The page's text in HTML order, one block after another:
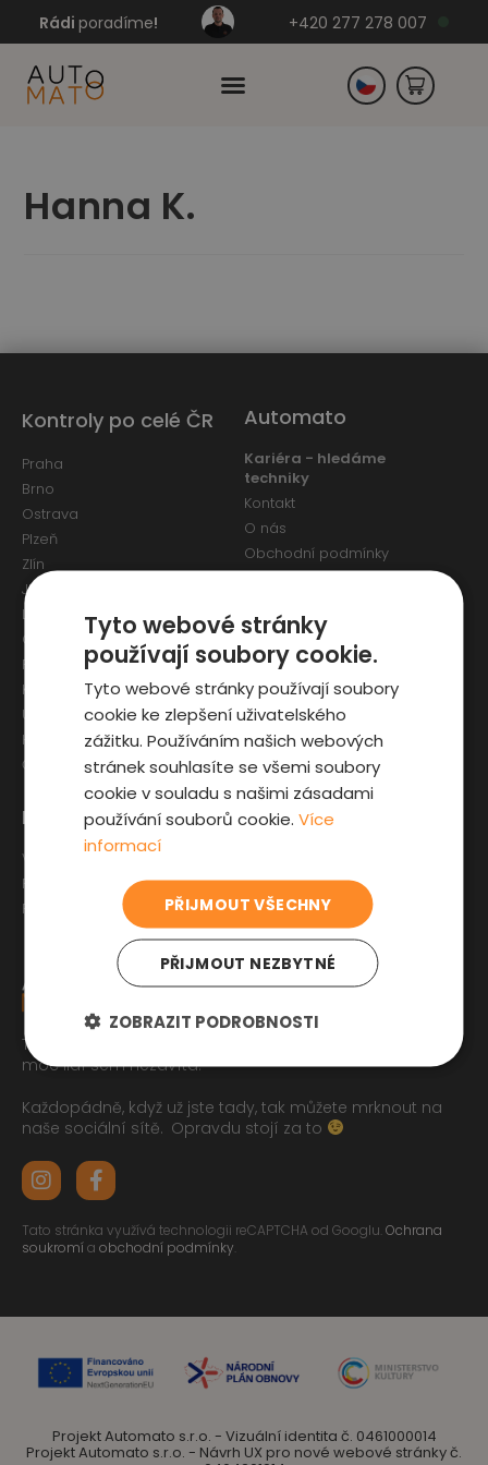
Rádi poradíme! +420 277 278 007
Hanna K.
Tak jste se pročetli až sem dolu jo? To zasluhuje respekt,
moc lidí sem nezavítá.
Každopádně, když už jste tady, tak můžete mrknout na
naše sociální sítě. Opravdu stojí za to
Tato stránka využívá technologii reCAPTCHA od Googlu.Ochrana
soukromía obchodní podmínky.
Pro zákazníky
Výběr auta
Fyzická kontrola auta
Prověrka historie
Zajímavosti
Kupní smlouva na auto
Jak registrovat auto
Sleva pro IZS
Automato
Kariéra - hledáme
techniky
Kontakt
O nás
Obchodní podmínky
Kontroly po celé ČR
Praha
Brno
Ostrava
Plzeň
Zlín
Jihlava
Liberec
Olomouc
Pardubice
Karlovy Vary
Ústí nad Labem
Hradec Králové
České Budějovice
Projekt Automato s.r.o. - Vizuální identita č. 0461000014
Projekt Automato s.r.o. - Návrh UX pro nové webové stránky č.
Tyto webové stránky
používají soubory cookie.
Tyto webové stránky používají soubory
cookie ke zlepšení uživatelského
zážitku. Používáním našich webových
stránek souhlasíte se všemi soubory
cookie v souladu s našimi zásadami
používání souborů cookie.Více
informací
PŘIJMOUT VŠECHNY
PŘIJMOUT NEZBYTNÉ
ZOBRAZIT PODROBNOSTI